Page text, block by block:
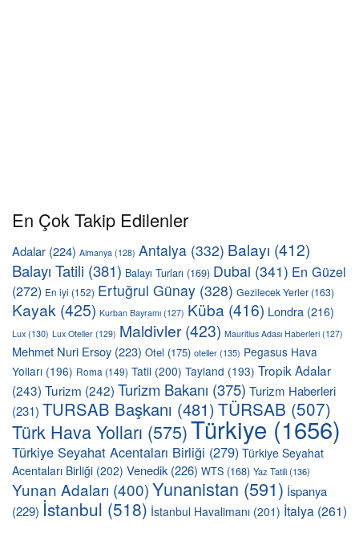
En Çok Takip Edilenler
Adalar (224) Almanya (128) Antalya (332) Balayı (412)
Balayı Tatili (381) Balayı Turları (169) Dubai (341) En Güzel
(272) En iyi (152) Ertuğrul Günay (328) Gezilecek Yerler (163)
Kayak (425) Kurban Bayramı (127) Küba (416) Londra (216)
Lux (130) Lux Oteller (129) Maldivler(423) Mauritius Adası Haberleri (127)
Mehmet Nuri Ersoy (223) Otel (175) oteller(135) Pegasus Hava
Yolları (196) Roma (149) Tatil (200) Tayland (193) Tropik Adalar
(243) Turizm (242) Turizm Bakanı (375) Turizm Haberleri
(231) TURSAB Başkanı (481)TÜRSAB (507)
Türk Hava Yolları (575)Türkiye (1656)
Türkiye Seyahat Acentaları Birliği (279) Türkiye Seyahat
Acentaları Birliği (202) Venedik(226) WTS (168) Yaz Tatili(136)
Yunan Adaları (400)Yunanistan (591) İspanya
(229) İstanbul (518) İstanbul Havalimanı (201) İtalya (261)